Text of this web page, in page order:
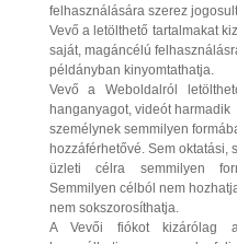
felhasználására szerez
Vevő a letölthető tartalmakat
saját, magáncélú
példányban kinyomtathatja.
Vevő a Weboldalról
hanganyagot, videót harmadik
személynek semmilyen
hozzáférhetővé. Sem oktatási,
üzleti célra semmilyen
Semmilyen célból nem
nem sokszorosíthatja.
A Vevői fiókot kizárólag